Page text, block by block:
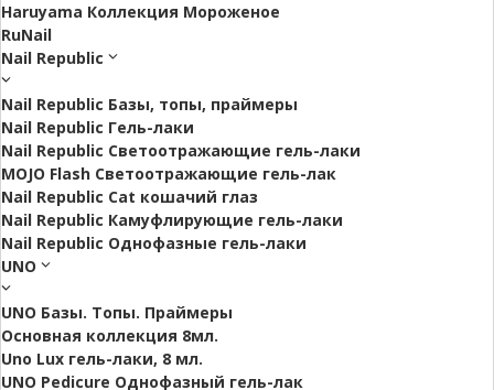
Haruyama Коллекция Мороженое
RuNail
Nail Republic
Nail Republic Базы, топы, праймеры
Nail Republic Гель-лаки
Nail Republic Светоотражающие гель-лаки
MOJO Flash Светоотражающие гель-лак
Nail Republic Cat кошачий глаз
Nail Republic Камуфлирующие гель-лаки
Nail Republic Однофазные гель-лаки
UNO
UNO Базы. Топы. Праймеры
Основная коллекция 8мл.
Uno Lux гель-лаки, 8 мл.
UNO Pedicure Однофазный гель-лак